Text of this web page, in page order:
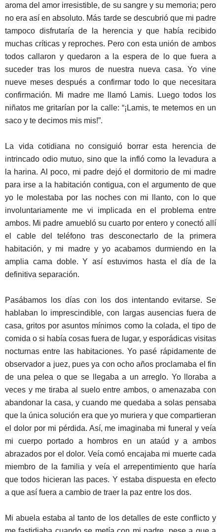
aroma del amor irresistible, de su sangre y su memoria; pero
no era así en absoluto. Más tarde se descubrió que mi padre
tampoco disfrutaría de la herencia y que había recibido
muchas críticas y reproches. Pero con esta unión de ambos
todos callaron y quedaron a la espera de lo que fuera a
suceder tras los muros de nuestra nueva casa. Yo vine
nueve meses después a confirmar todo lo que necesitara
confirmación. Mi madre me llamó Lamis. Luego todos los
niñatos me gritarían por la calle: “¡Lamis, te metemos en un
saco y te decimos mis mis!”.
La vida cotidiana no consiguió borrar esta herencia de
intrincado odio mutuo, sino que la infló como la levadura a
la harina. Al poco, mi padre dejó el dormitorio de mi madre
para irse a la habitación contigua, con el argumento de que
yo le molestaba por las noches con mi llanto, con lo que
involuntariamente me vi implicada en el problema entre
ambos. Mi padre amuebló su cuarto por entero y conectó allí
el cable del teléfono tras desconectarlo de la primera
habitación, y mi madre y yo acabamos durmiendo en la
amplia cama doble. Y así estuvimos hasta el día de la
definitiva separación.
Pasábamos los días con los dos intentando evitarse. Se
hablaban lo imprescindible, con largas ausencias fuera de
casa, gritos por asuntos mínimos como la colada, el tipo de
comida o si había cosas fuera de lugar, y esporádicas visitas
nocturnas entre las habitaciones. Yo pasé rápidamente de
observador a juez, pues ya con ocho años proclamaba el fin
de una pelea o que se llegaba a un arreglo. Yo lloraba a
veces y me tiraba al suelo entre ambos, o amenazaba con
abandonar la casa, y cuando me quedaba a solas pensaba
que la única solución era que yo muriera y que compartieran
el dolor por mi pérdida. Así, me imaginaba mi funeral y veía
mi cuerpo portado a hombros en un ataúd y a ambos
abrazados por el dolor. Veía comó encajaba mi muerte cada
miembro de la familia y veía el arrepentimiento que haría
que todos hicieran las paces. Y estaba dispuesta en efecto
a que así fuera a cambio de traer la paz entre los dos.
Mi abuela estaba al tanto de los detalles de este conflicto y